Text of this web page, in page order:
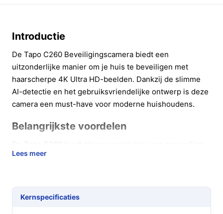
Introductie
De Tapo C260 Beveiligingscamera biedt een
uitzonderlijke manier om je huis te beveiligen met
haarscherpe 4K Ultra HD-beelden. Dankzij de slimme
AI-detectie en het gebruiksvriendelijke ontwerp is deze
camera een must-have voor moderne huishoudens.
Belangrijkste voordelen
en comfortabele leefomgeving:
van 4K 8MP leg je elk detail vast, wat zorgt voor
duidelijke beelden bij zowel dag- als nachtzicht.
Lees meer
Kernspecificaties